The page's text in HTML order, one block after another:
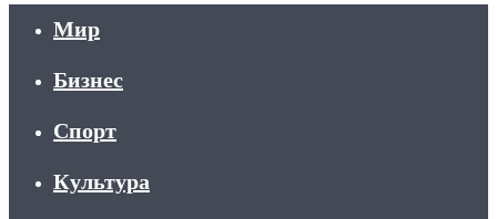
Мир
Бизнес
Спорт
Культура